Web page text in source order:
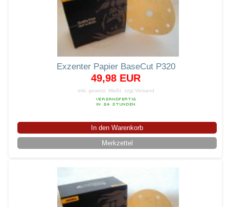
Exzenter Papier BaseCut P320
49,98 EUR
inkl. gesetzl. MwSt. zzgl.Versand
In den Warenkorb
Merkzettel